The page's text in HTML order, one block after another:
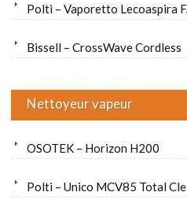
Polti – Vaporetto Lecoaspira
Bissell – CrossWave Cordless
Nettoyeur vapeur
OSOTEK – Horizon H200
Polti – Unico MCV85 Total